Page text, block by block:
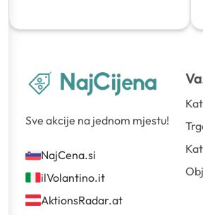
Sve akcije na jednom mjestu!
NajCena.si
ilVolantino.it
AktionsRadar.at